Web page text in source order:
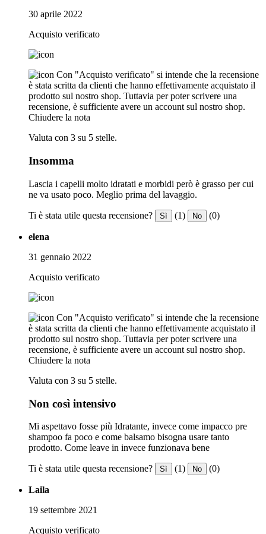
30 aprile 2022
Acquisto verificato
Con "Acquisto verificato" si intende che la recensione
è stata scritta da clienti che hanno effettivamente acquistato il
prodotto sul nostro shop. Tuttavia per poter scrivere una
recensione, è sufficiente avere un account sul nostro shop.
Chiudere la nota
Valuta con 3 su 5 stelle.
Insomma
Lascia i capelli molto idratati e morbidi però è grasso per cui
ne va usato poco. Meglio prima del lavaggio.
Ti è stata utile questa recensione? Sì (1) No (0)
elena
31 gennaio 2022
Acquisto verificato
Con "Acquisto verificato" si intende che la recensione
è stata scritta da clienti che hanno effettivamente acquistato il
prodotto sul nostro shop. Tuttavia per poter scrivere una
recensione, è sufficiente avere un account sul nostro shop.
Chiudere la nota
Valuta con 3 su 5 stelle.
Non così intensivo
Mi aspettavo fosse più Idratante, invece come impacco pre
shampoo fa poco e come balsamo bisogna usare tanto
prodotto. Come leave in invece funzionava bene
Ti è stata utile questa recensione? Sì (1) No (0)
Laila
19 settembre 2021
Acquisto verificato